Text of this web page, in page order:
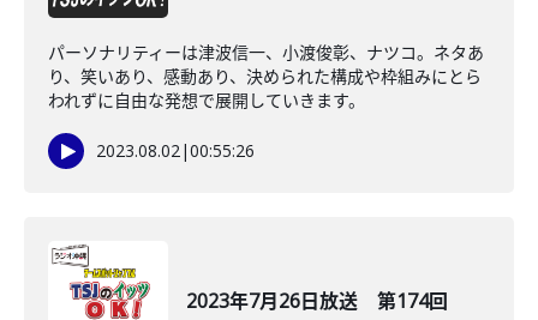
パーソナリティーは津波信一、小渡俊彰、ナツコ。ネタあ
り、笑いあり、感動あり、決められた構成や枠組みにとら
われずに自由な発想で展開していきます。
2023.08.02|00:55:26
2023年7月26日放送 第174回